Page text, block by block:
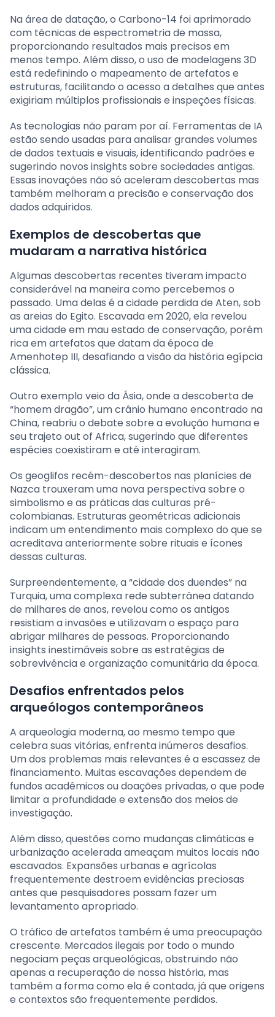
Na área de datação, o Carbono-14 foi aprimorado
com técnicas de espectrometria de massa,
proporcionando resultados mais precisos em
menos tempo. Além disso, o uso de modelagens 3D
está redefinindo o mapeamento de artefatos e
estruturas, facilitando o acesso a detalhes que antes
exigiriam múltiplos profissionais e inspeções físicas.
As tecnologias não param por aí. Ferramentas de IA
estão sendo usadas para analisar grandes volumes
de dados textuais e visuais, identificando padrões e
sugerindo novos insights sobre sociedades antigas.
Essas inovações não só aceleram descobertas mas
também melhoram a precisão e conservação dos
dados adquiridos.
Exemplos de descobertas que
mudaram a narrativa histórica
Algumas descobertas recentes tiveram impacto
considerável na maneira como percebemos o
passado. Uma delas é a cidade perdida de Aten, sob
as areias do Egito. Escavada em 2020, ela revelou
uma cidade em mau estado de conservação, porém
rica em artefatos que datam da época de
Amenhotep III, desafiando a visão da história egípcia
clássica.
Outro exemplo veio da Ásia, onde a descoberta de
“homem dragão”, um crânio humano encontrado na
China, reabriu o debate sobre a evolução humana e
seu trajeto out of Africa, sugerindo que diferentes
espécies coexistiram e até interagiram.
Os geoglifos recém-descobertos nas planícies de
Nazca trouxeram uma nova perspectiva sobre o
simbolismo e as práticas das culturas pré-
colombianas. Estruturas geométricas adicionais
indicam um entendimento mais complexo do que se
acreditava anteriormente sobre rituais e ícones
dessas culturas.
Surpreendentemente, a “cidade dos duendes” na
Turquia, uma complexa rede subterrânea datando
de milhares de anos, revelou como os antigos
resistiam a invasões e utilizavam o espaço para
abrigar milhares de pessoas. Proporcionando
insights inestimáveis sobre as estratégias de
sobrevivência e organização comunitária da época.
Desafios enfrentados pelos
arqueólogos contemporâneos
A arqueologia moderna, ao mesmo tempo que
celebra suas vitórias, enfrenta inúmeros desafios.
Um dos problemas mais relevantes é a escassez de
financiamento. Muitas escavações dependem de
fundos acadêmicos ou doações privadas, o que pode
limitar a profundidade e extensão dos meios de
investigação.
Além disso, questões como mudanças climáticas e
urbanização acelerada ameaçam muitos locais não
escavados. Expansões urbanas e agrícolas
frequentemente destroem evidências preciosas
antes que pesquisadores possam fazer um
levantamento apropriado.
O tráfico de artefatos também é uma preocupação
crescente. Mercados ilegais por todo o mundo
negociam peças arqueológicas, obstruindo não
apenas a recuperação de nossa história, mas
também a forma como ela é contada, já que origens
e contextos são frequentemente perdidos.